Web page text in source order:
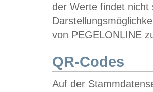
der Werte findet
von PEGELONLINE
QR-Codes
Auf der